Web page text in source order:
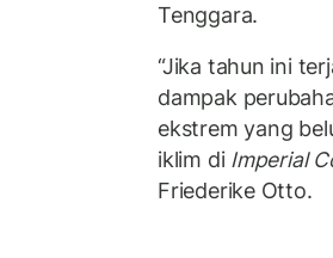
Tenggara.
“Jika tahun ini
dampak
ekstrem yang
iklim di Imperial
Friederike Otto.